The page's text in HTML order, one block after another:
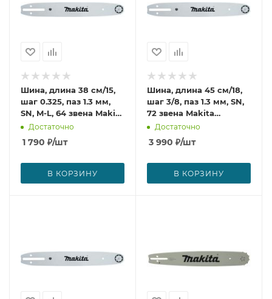
Шина, длина 38 см/15,
шаг 0.325, паз 1.3 мм,
SN, M-L, 64 звена Makita
444038141
Достаточно
1 790 ₽/шт
В КОРЗИНУ
Шина, длина 45 см/18,
шаг 3/8, паз 1.3 мм, SN,
72 звена Makita
445050665
Достаточно
3 990 ₽/шт
В КОРЗИНУ